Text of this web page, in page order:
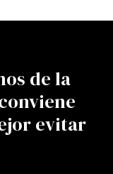
de la
evitar